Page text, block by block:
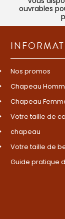
ouvrables
Nos promos
Chapeau
Chapeau
Votre taille de
chapeau
Votre taille de
Guide pratique